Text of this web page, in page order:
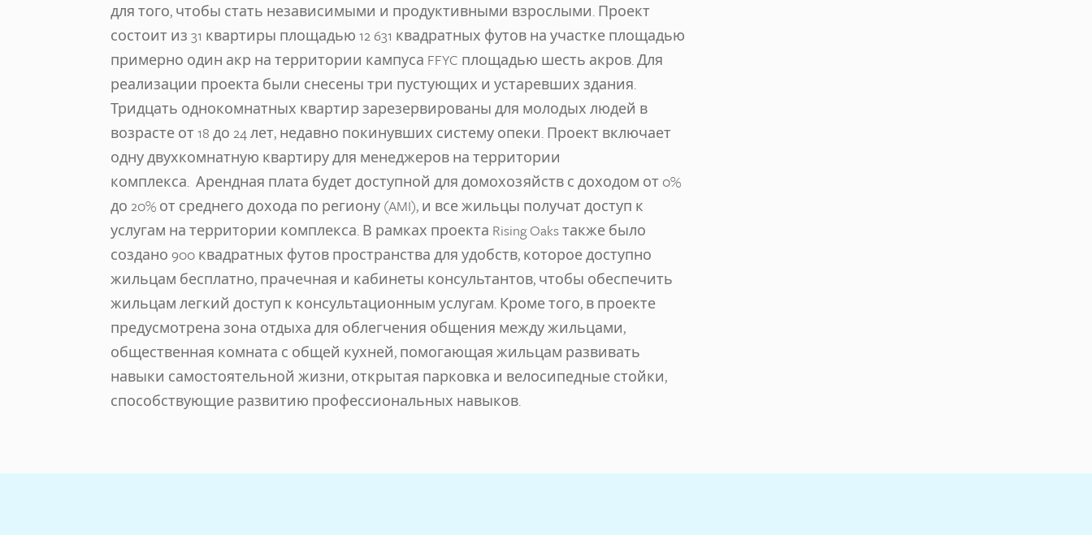
для того, чтобы стать независимыми и продуктивными взрослыми. Проект
состоит из 31 квартиры площадью 12 631 квадратных футов на участке площадью
примерно один акр на территории кампуса FFYC площадью шесть акров. Для
реализации проекта были снесены три пустующих и устаревших здания.
Тридцать однокомнатных квартир зарезервированы для молодых людей в
возрасте от 18 до 24 лет, недавно покинувших систему опеки. Проект включает
одну двухкомнатную квартиру для менеджеров на территории
комплекса. Арендная плата будет доступной для домохозяйств с доходом от 0%
до 20% от среднего дохода по региону (AMI), и все жильцы получат доступ к
услугам на территории комплекса. В рамках проекта Rising Oaks также было
создано 900 квадратных футов пространства для удобств, которое доступно
жильцам бесплатно, прачечная и кабинеты консультантов, чтобы обеспечить
жильцам легкий доступ к консультационным услугам. Кроме того, в проекте
предусмотрена зона отдыха для облегчения общения между жильцами,
общественная комната с общей кухней, помогающая жильцам развивать
навыки самостоятельной жизни, открытая парковка и велосипедные стойки,
способствующие развитию профессиональных навыков.